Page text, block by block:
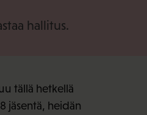
hallitus.
tällä hetkellä
jäsentä, heidän